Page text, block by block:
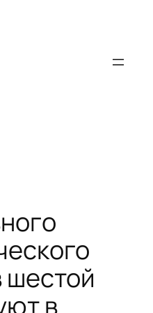
шестой
в